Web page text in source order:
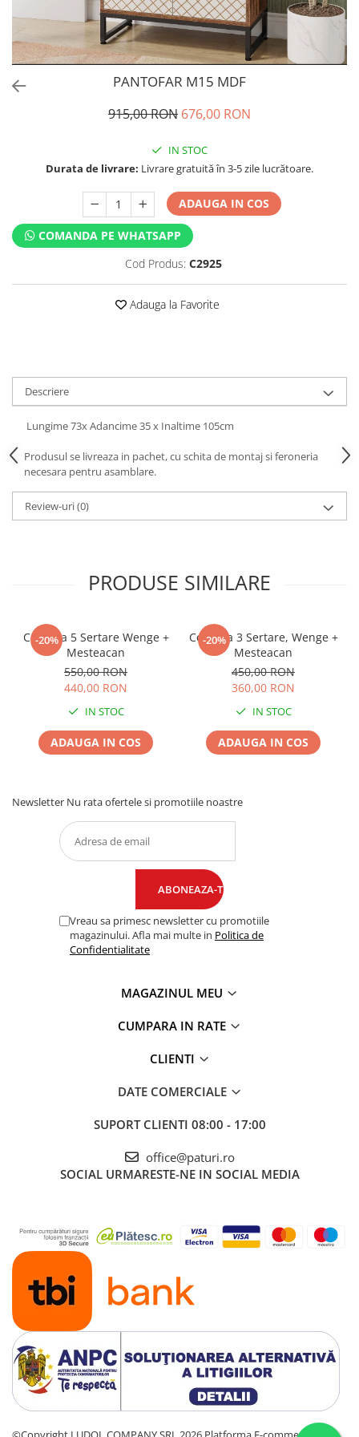
PANTOFAR M15 MDF
915,00 RON 676,00 RON
IN STOC
Durata de livrare: Livrare gratuită în 3-5 zile lucrătoare.
ADAUGA IN COS
COMANDA PE WHATSAPP
Cod Produs: C2925
Adauga la Favorite
Descriere
Lungime 73x Adancime 35 x Inaltime 105cm
Produsul se livreaza in pachet, cu schita de montaj si feroneria
necesara pentru asamblare.
Review-uri(0)
PRODUSE SIMILARE
-20%
Comoda 5 Sertare Wenge +
Mesteacan
550,00 RON
440,00 RON
IN STOC
ADAUGA IN COS
-20%
Comoda 3 Sertare, Wenge +
Mesteacan
450,00 RON
360,00 RON
IN STOC
ADAUGA IN COS
Newsletter Nu rata ofertele si promotiile noastre
Vreau sa primesc newsletter cu promotiile
magazinului. Afla mai multe in Politica de
Confidentialitate
MAGAZINUL MEU
CUMPARA IN RATE
CLIENTI
DATE COMERCIALE
SUPORT CLIENTI 08:00 - 17:00
office@paturi.ro
SOCIAL URMARESTE-NE IN SOCIAL MEDIA